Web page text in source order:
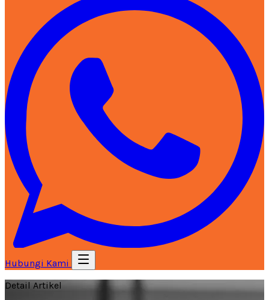
Hubungi Kami
Detail Artikel